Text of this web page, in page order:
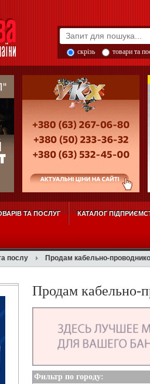
скрізь товари та
ТА ПОСЛУГ КАТАЛОГ
послу Продам кабельно-
Продам кабельно-
Фильтр по городу: